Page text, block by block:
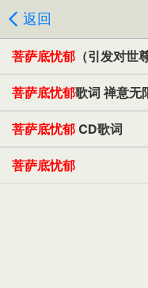
返回
菩萨底忧郁 （引发对世
菩萨底忧郁歌词 禅意无
菩萨底忧郁 CD歌词
菩萨底忧郁